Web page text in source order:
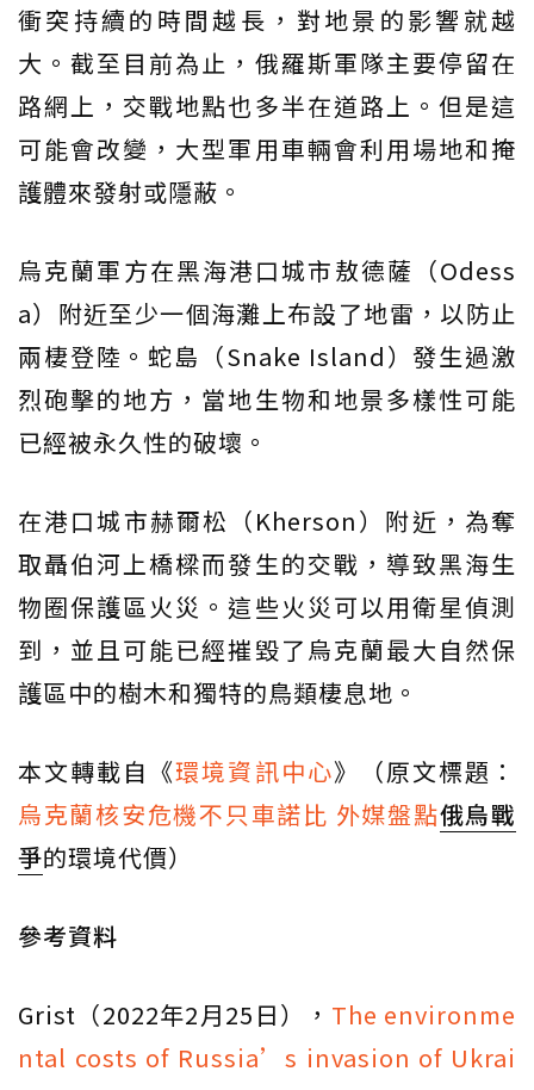
衝突持續的時間越長，對地景的影響就越
大。截至目前為止，俄羅斯軍隊主要停留在
路網上，交戰地點也多半在道路上。但是這
可能會改變，大型軍用車輛會利用場地和掩
護體來發射或隱蔽。
烏克蘭軍方在黑海港口城市敖德薩（Odess
a）附近至少一個海灘上布設了地雷，以防止
兩棲登陸。蛇島（Snake Island）發生過激
烈砲擊的地方，當地生物和地景多樣性可能
已經被永久性的破壞。
在港口城市赫爾松（Kherson）附近，為奪
取聶伯河上橋樑而發生的交戰，導致黑海生
物圈保護區火災。這些火災可以用衛星偵測
到，並且可能已經摧毀了烏克蘭最大自然保
護區中的樹木和獨特的鳥類棲息地。
本文轉載自《環境資訊中心》（原文標題：
烏克蘭核安危機不只車諾比 外媒盤點俄烏戰
爭的環境代價）
參考資料
Grist（2022年2月25日）， The environme
ntal costs of Russia’s invasion of Ukrai